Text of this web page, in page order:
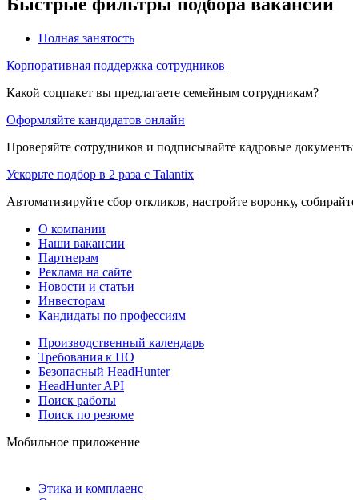
Полная занятость
Корпоративная поддержка сотрудников
Какой соцпакет вы предлагаете семейным сотрудникам?
Оформляйте кандидатов онлайн
Проверяйте сотрудников и подписывайте кадровые
Ускорьте подбор в 2 раза с Talantix
Автоматизируйте сбор откликов, настройте воронку,
О компании
Наши вакансии
Партнерам
Реклама на сайте
Новости и статьи
Инвесторам
Кандидаты по профессиям
Производственный календарь
Требования к ПО
Безопасный HeadHunter
HeadHunter API
Поиск работы
Поиск по резюме
Мобильное приложение
Этика и комплаенс